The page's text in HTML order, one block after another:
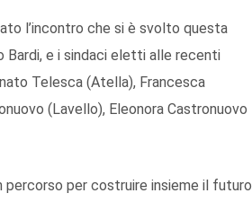
l’incontro che si è svolto questa
Bardi, e i sindaci eletti alle recenti
Telesca (Atella), Francesca
(Lavello), Eleonora Castronuovo
percorso per costruire insieme il futuro